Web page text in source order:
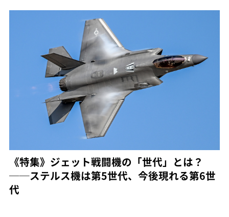
《特集》ジェット戦闘機の「世代」とは？
──ステルス機は第5世代、今後現れる第6世
代